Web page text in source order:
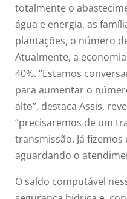
totalmente o
água e energia, as
plantações, o número
Atualmente, a
40%. “Estamos
para aumentar o
alto”, destaca Assis,
“precisaremos de um
transmissão. Já
aguardando o
O saldo computável